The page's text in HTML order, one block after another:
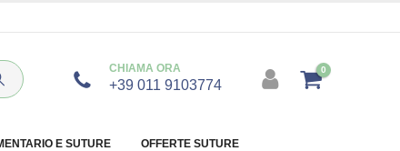
CHIAMA ORA
+39 011 9103774
0
E SUTURE OFFERTE SUTURE